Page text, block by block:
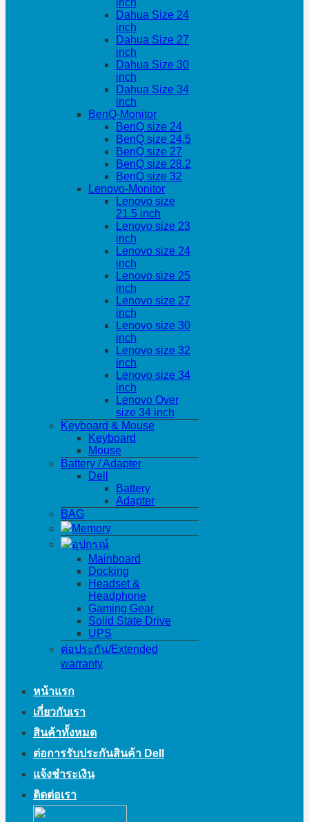
inch
Dahua Size 24
inch
Dahua Size 27
inch
Dahua Size 30
inch
Dahua Size 34
inch
BenQ-Monitor
BenQ size 24
BenQ size 24.5
BenQ size 27
BenQ size 28.2
BenQ size 32
Lenovo-Monitor
Lenovo size
21.5 inch
Lenovo size 23
inch
Lenovo size 24
inch
Lenovo size 25
inch
Lenovo size 27
inch
Lenovo size 30
inch
Lenovo size 32
inch
Lenovo size 34
inch
Lenovo Over
size 34 inch
Keyboard & Mouse
Keyboard
Mouse
Battery / Adapter
Dell
Battery
Adapter
BAG
Memory
อุปกรณ์
Mainboard
Docking
Headset &
Headphone
Gaming Gear
Solid State Drive
UPS
ต่อประกัน/Extended
warranty
หน้าแรก
เกี่ยวกับเรา
สินค้าทั้งหมด
ต่อการรับประกันสินค้า Dell
แจ้งชำระเงิน
ติดต่อเรา